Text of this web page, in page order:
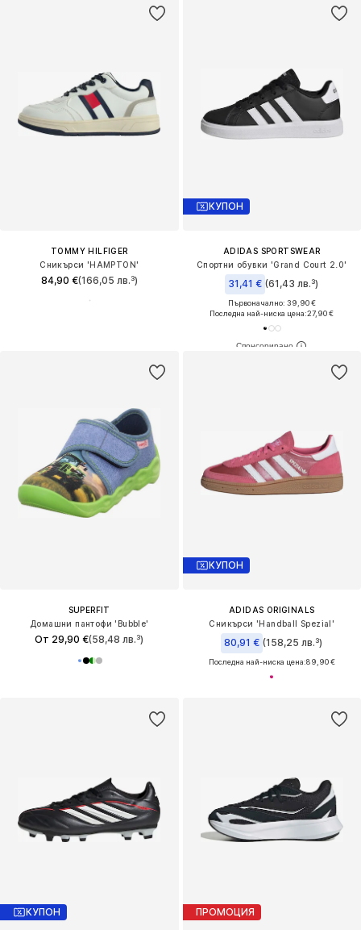
TOMMY HILFIGER
Сникърси 'HAMPTON'
84,90 €(166,05 лв.³)
КУПОН
ADIDAS SPORTSWEAR
Спортни обувки 'Grand Court 2.0'
31,41 € (61,43 лв.³)
Първоначално: 39,90 €
Последна най-ниска цена:27,90 €
SUPERFIT
Домашни пантофи 'Bubble'
От 29,90 €(58,48 лв.³)
КУПОН
ADIDAS ORIGINALS
Сникърси 'Handball Spezial'
80,91 € (158,25 лв.³)
Последна най-ниска цена:89,90 €
КУПОН ПРОМОЦИЯ